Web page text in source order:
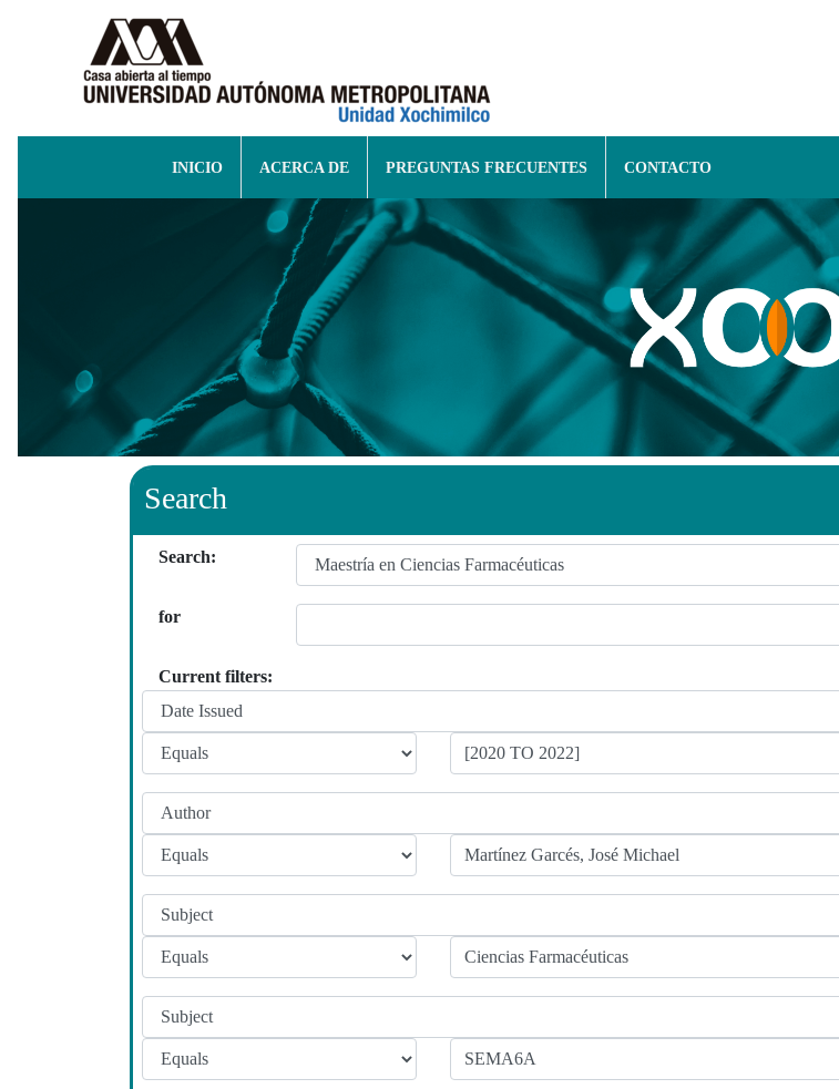
INICIO ACERCA DE PREGUNTAS FRECUENTES CONTACTO
Search
Search:
for
Current filters: